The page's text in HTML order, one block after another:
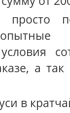
просто
а так
в